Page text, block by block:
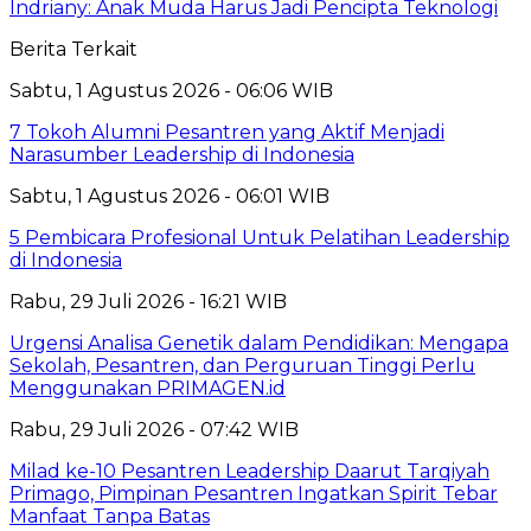
Indriany: Anak Muda Harus Jadi Pencipta Teknologi
Berita Terkait
Sabtu, 1 Agustus 2026 - 06:06 WIB
7 Tokoh Alumni Pesantren yang Aktif Menjadi
Narasumber Leadership di Indonesia
Sabtu, 1 Agustus 2026 - 06:01 WIB
5 Pembicara Profesional Untuk Pelatihan Leadership
di Indonesia
Rabu, 29 Juli 2026 - 16:21 WIB
Urgensi Analisa Genetik dalam Pendidikan: Mengapa
Sekolah, Pesantren, dan Perguruan Tinggi Perlu
Menggunakan PRIMAGEN.id
Rabu, 29 Juli 2026 - 07:42 WIB
Milad ke-10 Pesantren Leadership Daarut Tarqiyah
Primago, Pimpinan Pesantren Ingatkan Spirit Tebar
Manfaat Tanpa Batas